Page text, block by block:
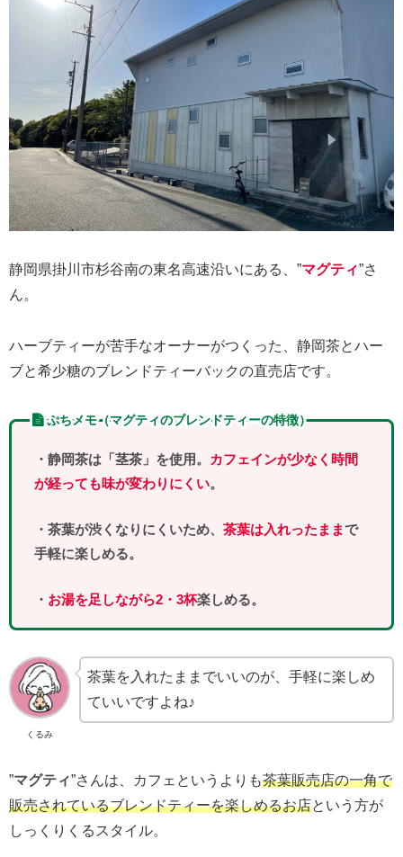
静岡県掛川市杉谷南の東名高速沿いにある、”マグティ”さ
ん。
ハーブティーが苦手なオーナーがつくった、静岡茶とハー
ブと希少糖のブレンドティーバックの直売店です。
ぷちメモ（マグティのブレンドティーの特徴）
・静岡茶は「茎茶」を使用。
カフェインが少なく時間
が経っても味が変わりにくい。
・茶葉が渋くなりにくいため、 茶葉は入れったままで
手軽に楽しめる。
・ お湯を足しながら2・3杯楽しめる。
くるみ
茶葉を入れたままでいいのが、手軽に楽しめ
ていいですよね♪
”マグティ”さんは、カフェというよりも茶葉販売店の一角で
販売されているブレンドティーを楽しめるお店という方が
しっくりくるスタイル。